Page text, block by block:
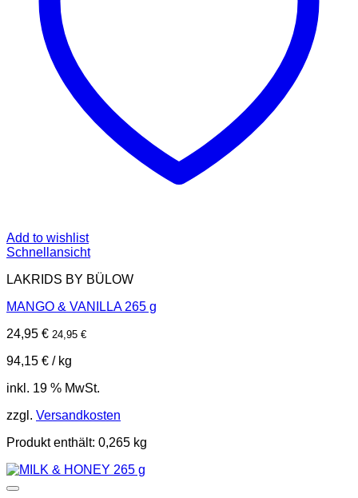
Add to wishlist
Schnellansicht
LAKRIDS BY BÜLOW
MANGO & VANILLA 265 g
24,95 € 24,95 €
94,15 € / kg
inkl. 19 % MwSt.
zzgl. Versandkosten
Produkt enthält: 0,265 kg